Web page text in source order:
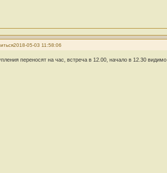
2018-05-03 11:58:06
переносят на час, встреча в 12.00, начало в 12.30 видимо